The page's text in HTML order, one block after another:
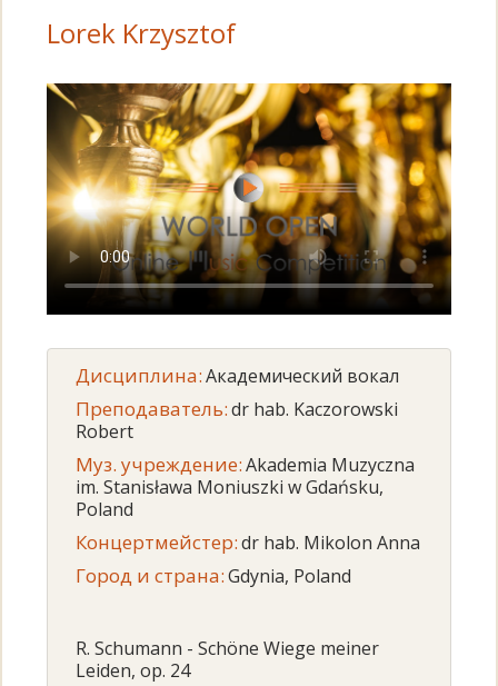
Lorek Krzysztof
Дисциплина:Академический вокал
Преподаватель:dr hab. Kaczorowski
Robert
Муз. учреждение:Akademia Muzyczna
im. Stanisława Moniuszki w Gdańsku,
Poland
Концертмейстер:dr hab. Mikolon Anna
Город и страна:Gdynia, Poland
R. Schumann - Schöne Wiege meiner
Leiden, op. 24